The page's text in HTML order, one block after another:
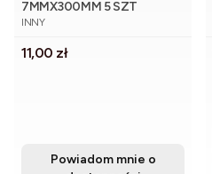
7MMX300MM 5 SZT
PRODUCENT
INNY
Cena
11,00 zł
Powiadom mnie o